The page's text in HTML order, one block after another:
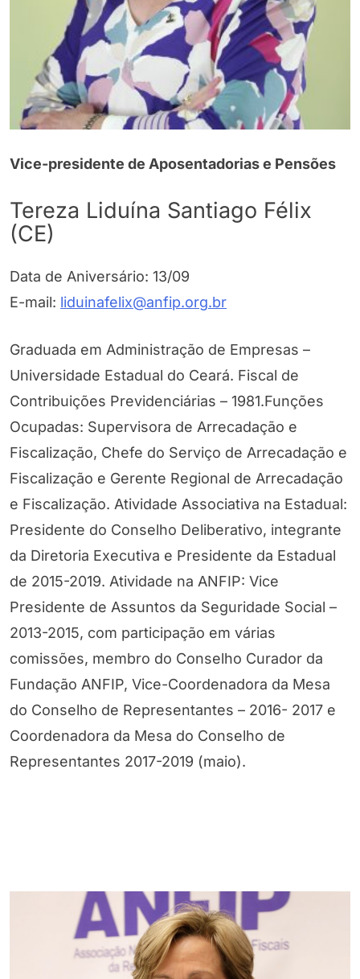
Vice-presidente de Aposentadorias e Pensões
Tereza Liduína Santiago Félix
(CE)
Data de Aniversário: 13/09
E-mail: liduinafelix@anfip.org.br
Graduada em Administração de Empresas –
Universidade Estadual do Ceará. Fiscal de
Contribuições Previdenciárias – 1981.Funções
Ocupadas: Supervisora de Arrecadação e
Fiscalização, Chefe do Serviço de Arrecadação e
Fiscalização e Gerente Regional de Arrecadação
e Fiscalização. Atividade Associativa na Estadual:
Presidente do Conselho Deliberativo, integrante
da Diretoria Executiva e Presidente da Estadual
de 2015-2019. Atividade na ANFIP: Vice
Presidente de Assuntos da Seguridade Social –
2013-2015, com participação em várias
comissões, membro do Conselho Curador da
Fundação ANFIP, Vice-Coordenadora da Mesa
do Conselho de Representantes – 2016- 2017 e
Coordenadora da Mesa do Conselho de
Representantes 2017-2019 (maio).